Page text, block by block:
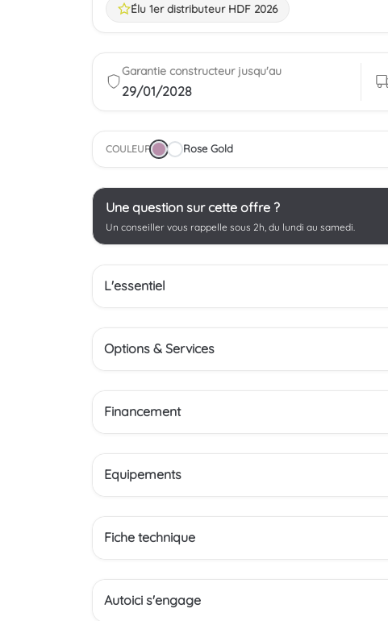
Élu 1er distributeur HDF 2026
Garantie constructeur jusqu'au
29/01/2028
COULEUR Rose Gold
Une question sur cette offre ?
Un conseiller vous rappelle sous 2h, du lundi au samedi.
L'essentiel
Options & Services
Financement
Equipements
Fiche technique
Autoici s'engage